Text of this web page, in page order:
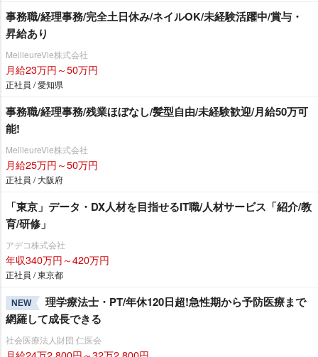
事務職/経理事務/完全土日休み/ネイルOK/未経験活躍中/賞与・
昇給あり
MeilleureVie株式会社
月給23万円～50万円
正社員 / 愛知県
事務職/経理事務/残業ほぼなし/髪型自由/未経験歓迎/月給50万可
能!
MeilleureVie株式会社
月給25万円～50万円
正社員 / 大阪府
「東京」データ・DX人材を目指せるIT職/人材サービス「紹介/教
育/研修」
アデコ株式会社
年収340万円～420万円
正社員 / 東京都
NEW
理学療法士・PT/年休120日超!急性期から予防医療まで
網羅して成長できる
社会医療法人財団 仁医会